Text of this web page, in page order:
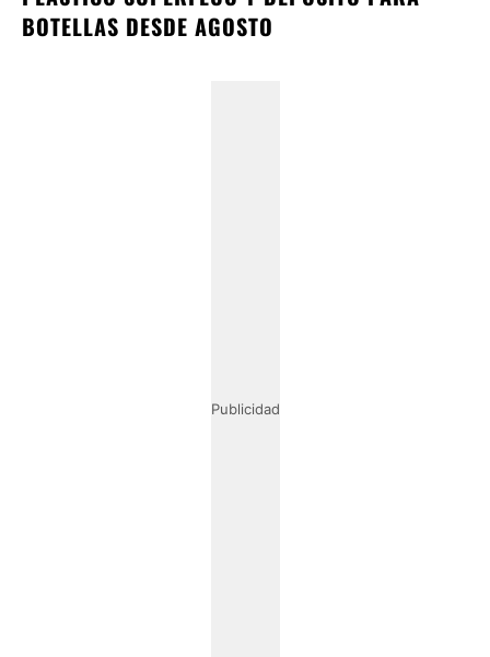
BOTELLAS DESDE AGOSTO
Publicidad